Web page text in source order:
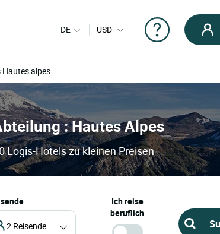
DE USD
Hautes alpes
: Hautes Alpes
Logis-Hotels zu kleinen Preisen
2 Reisende
Ich reise
beruflich